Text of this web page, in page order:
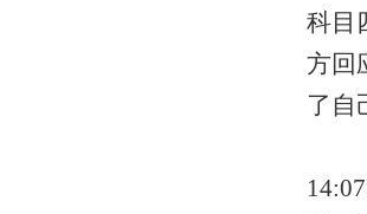
科目
方回
了自